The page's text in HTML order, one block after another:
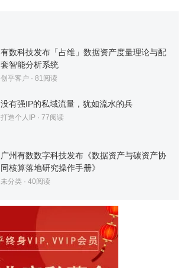
有数科技发布「占维」数据资产度量理论与配
套智能分析系统
创乎客户 · 81阅读
没有强IP的私域流量，犹如流水的兵
打造个人IP· 77阅读
广州有数数字科技发布《数据资产与碳资产协
同核算落地研究操作手册》
未分类· 40阅读